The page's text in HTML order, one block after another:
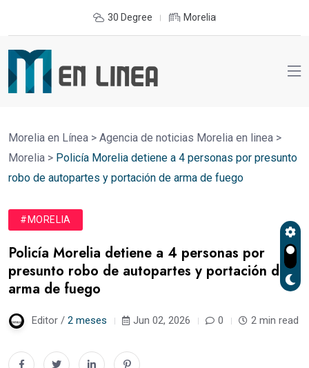
30 Degree Morelia
Morelia en Línea > Agencia de noticias Morelia en linea >
Morelia > Policía Morelia detiene a 4 personas por presunto
robo de autopartes y portación de arma de fuego
#MORELIA
Policía Morelia detiene a 4 personas por
presunto robo de autopartes y portación de
arma de fuego
Editor / 2 meses Jun 02, 2026 0 2 min read